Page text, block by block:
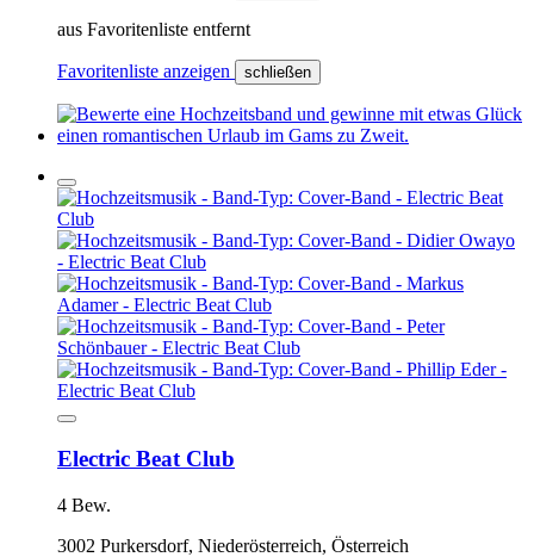
aus Favoritenliste entfernt
Favoritenliste anzeigen schließen
Electric Beat Club
4 Bew.
3002 Purkersdorf, Niederösterreich, Österreich